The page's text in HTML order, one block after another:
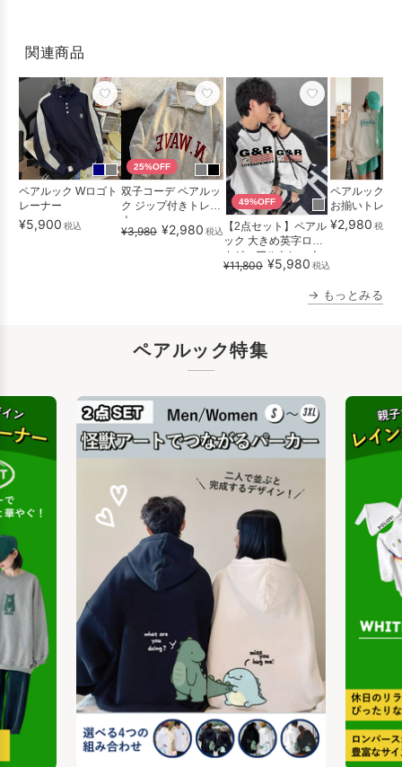
関連商品
ペアルック Wロゴト
レーナー
¥5,900 税込
25%OFF
双子コーデ ペアルッ
ク ジップ付きトレー
ナー
¥3,980 ¥2,980 税込
49%OFF
【2点セット】ペアル
ック 大きめ英字ロゴ
カジュアルトレーナ
ー
¥11,800 ¥5,980 税込
ペアルック さ
お揃いトレー
¥2,980 税込
→ もっとみる
ペアルック特集